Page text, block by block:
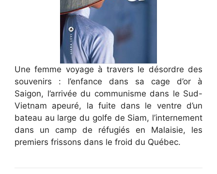
Une femme voyage à travers le désordre des
souvenirs : l’enfance dans sa cage d’or à
Saigon, l’arrivée du communisme dans le Sud-
Vietnam apeuré, la fuite dans le ventre d’un
bateau au large du golfe de Siam, l’internement
dans un camp de réfugiés en Malaisie, les
premiers frissons dans le froid du Québec.